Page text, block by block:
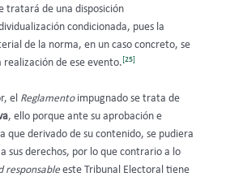
tratará de una disposición
condicionada, pues la
de la norma, en un caso concreto, se
de ese evento.[25]
el Reglamento impugnado se trata de
, ello porque ante su aprobación e
que derivado de su contenido, se pudiera
sus derechos, por lo que contrario a lo
responsableeste Tribunal Electoral tiene